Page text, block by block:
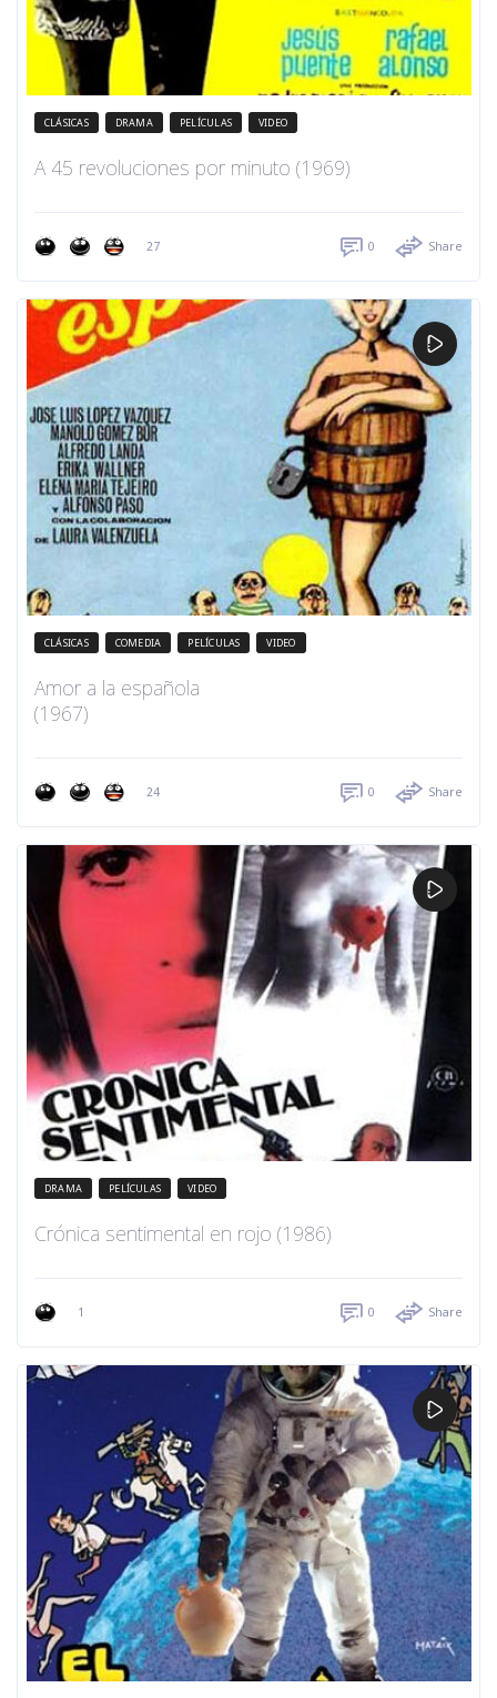
CLÁSICAS DRAMA PELÍCULAS VIDEO
A 45 revoluciones por minuto (1969)
27 0 Share
CLÁSICAS COMEDIA PELÍCULAS VIDEO
Amor a la española
(1967)
24 0 Share
DRAMA PELÍCULAS VIDEO
Crónica sentimental en rojo (1986)
1 0 Share